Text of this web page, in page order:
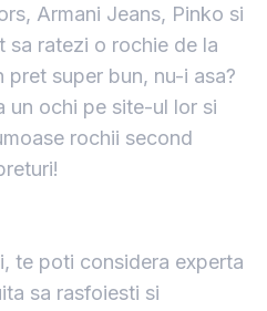
Armani Jeans, Pinko si
sa ratezi o rochie de la
pret super bun, nu-i asa?
un ochi pe site-ul lor si
rochii second
te poti considera experta
sa rasfoiesti si